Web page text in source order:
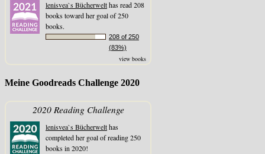
lenisvea`s Bücherwelthas read 208
books toward her goal of 250
books.
208 of 250
(83%)
view books
Meine Goodreads Challenge 2020
2020 Reading Challenge
lenisvea`s Bücherwelthas
completed her goal of reading 250
books in 2020!